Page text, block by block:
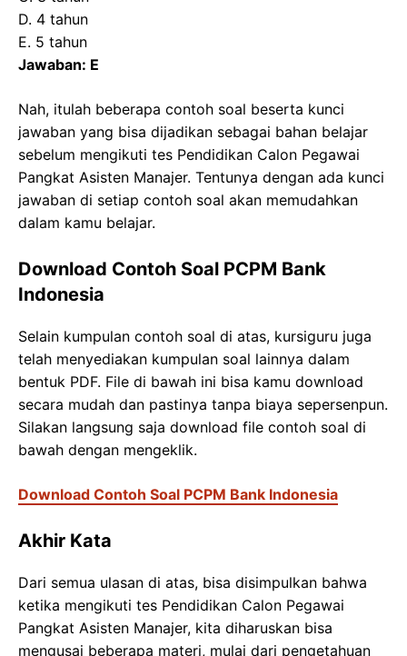
D. 4 tahun
E. 5 tahun
Jawaban: E
Nah, itulah beberapa contoh soal beserta kunci
jawaban yang bisa dijadikan sebagai bahan belajar
sebelum mengikuti tes Pendidikan Calon Pegawai
Pangkat Asisten Manajer. Tentunya dengan ada kunci
jawaban di setiap contoh soal akan memudahkan
dalam kamu belajar.
Download Contoh Soal PCPM Bank
Indonesia
Selain kumpulan contoh soal di atas, kursiguru juga
telah menyediakan kumpulan soal lainnya dalam
bentuk PDF. File di bawah ini bisa kamu download
secara mudah dan pastinya tanpa biaya sepersenpun.
Silakan langsung saja download file contoh soal di
bawah dengan mengeklik.
Download Contoh Soal PCPM Bank Indonesia
Akhir Kata
Dari semua ulasan di atas, bisa disimpulkan bahwa
ketika mengikuti tes Pendidikan Calon Pegawai
Pangkat Asisten Manajer, kita diharuskan bisa
mengusai beberapa materi, mulai dari pengetahuan